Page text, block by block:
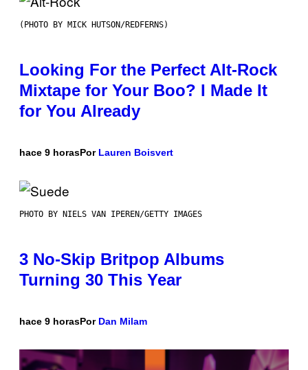
(PHOTO BY MICK HUTSON/REDFERNS)
Looking For the Perfect Alt-Rock
Mixtape for Your Boo? I Made It
for You Already
hace 9 horasPor Lauren Boisvert
PHOTO BY NIELS VAN IPEREN/GETTY IMAGES
3 No-Skip Britpop Albums
Turning 30 This Year
hace 9 horasPor Dan Milam